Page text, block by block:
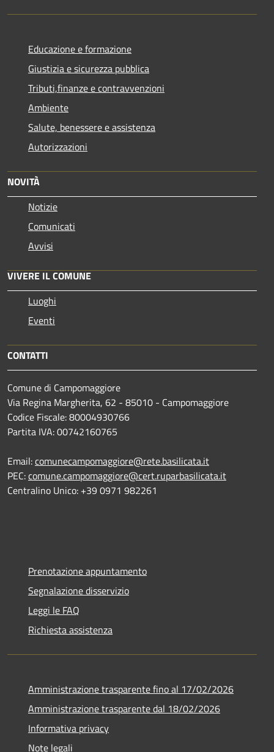
Educazione e formazione
Giustizia e sicurezza pubblica
Tributi,finanze e contravvenzioni
Ambiente
Salute, benessere e assistenza
Autorizzazioni
NOVITÀ
Notizie
Comunicati
Avvisi
VIVERE IL COMUNE
Luoghi
Eventi
CONTATTI
Comune di Campomaggiore
Via Regina Margherita, 62 - 85010 - Campomaggiore
Codice Fiscale: 80004930766
Partita IVA: 00742160765
Email:comunecampomaggiore@rete.basilicata.it
PEC:comune.campomaggiore@cert.ruparbasilicata.it
Centralino Unico: +39 0971 982261
Prenotazione appuntamento
Segnalazione disservizio
Leggi le FAQ
Richiesta assistenza
Amministrazione trasparente fino al 17/02/2026
Amministrazione trasparente dal 18/02/2026
Informativa privacy
Note legali